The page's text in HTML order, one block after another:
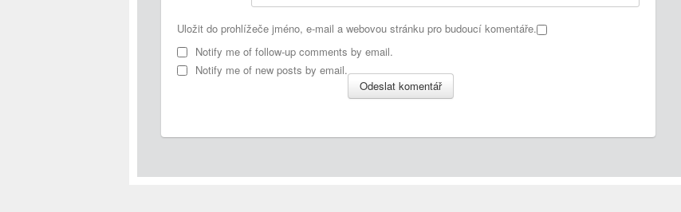
Uložit do prohlížeče jméno, e-mail a webovou stránku pro budoucí komentáře.
Notify me of follow-up comments by email.
Notify me of new posts by email.